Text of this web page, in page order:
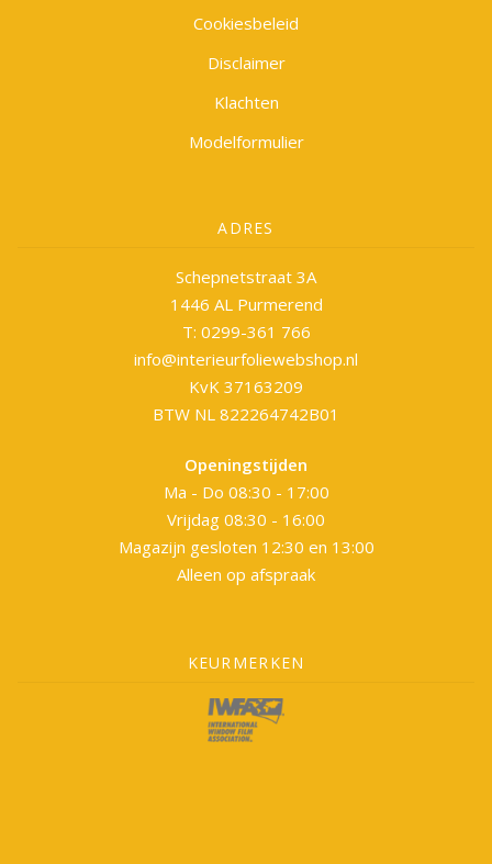
Cookiesbeleid
Disclaimer
Klachten
Modelformulier
ADRES
Schepnetstraat 3A
1446 AL Purmerend
T: 0299-361 766
info@interieurfoliewebshop.nl
KvK 37163209
BTW NL 822264742B01
Openingstijden
Ma - Do 08:30 - 17:00
Vrijdag 08:30 - 16:00
Magazijn gesloten 12:30 en 13:00
Alleen op afspraak
KEURMERKEN